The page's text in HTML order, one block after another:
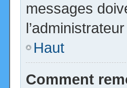
messages
Haut
Comment